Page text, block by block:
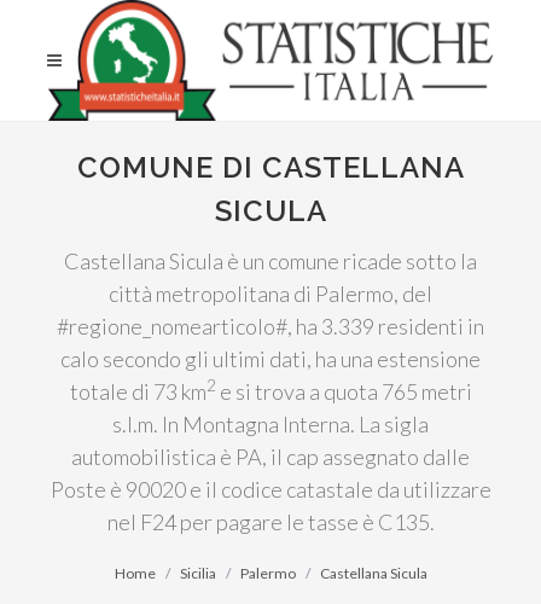
COMUNE DI CASTELLANA
SICULA
Castellana Sicula è un comune ricade sotto la
città metropolitana di Palermo, del
#regione_nomearticolo#, ha 3.339 residenti in
calo secondo gli ultimi dati, ha una estensione
totale di 73 km2 e si trova a quota 765 metri
s.l.m. In Montagna Interna. La sigla
automobilistica è PA, il cap assegnato dalle
Poste è 90020 e il codice catastale da utilizzare
nel F24 per pagare le tasse è C135.
Home Sicilia Palermo Castellana Sicula